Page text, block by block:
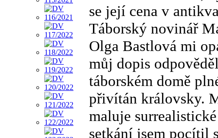
se její cena v
Táborský novinář
Olga Bastlová mi
můj dopis
táborském domě
přivítán královsky.
maluje
setkání jsem pocítil